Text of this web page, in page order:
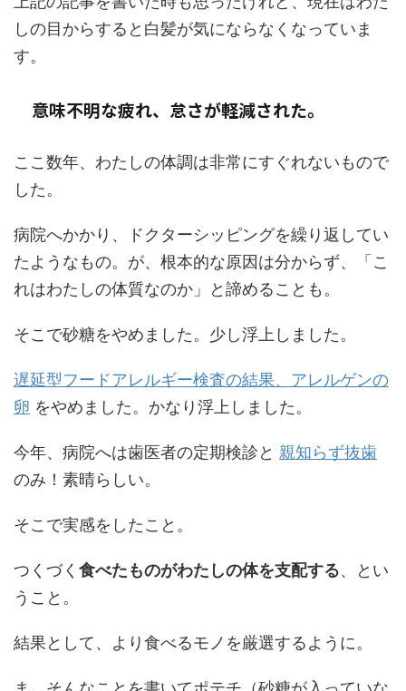
しの目からすると白髪が気にならなくなっていま
す。
意味不明な疲れ、怠さが軽減された。
ここ数年、わたしの体調は非常にすぐれないもので
した。
病院へかかり、ドクターシッピングを繰り返してい
たようなもの。が、根本的な原因は分からず、「こ
れはわたしの体質なのか」と諦めることも。
そこで砂糖をやめました。少し浮上しました。
遅延型フードアレルギー検査の結果、アレルゲンの
卵 をやめました。かなり浮上しました。
今年、病院へは歯医者の定期検診と 親知らず抜歯
のみ！素晴らしい。
そこで実感をしたこと。
つくづく 食べたものがわたしの体を支配する、とい
うこと。
結果として、より食べるモノを厳選するように。